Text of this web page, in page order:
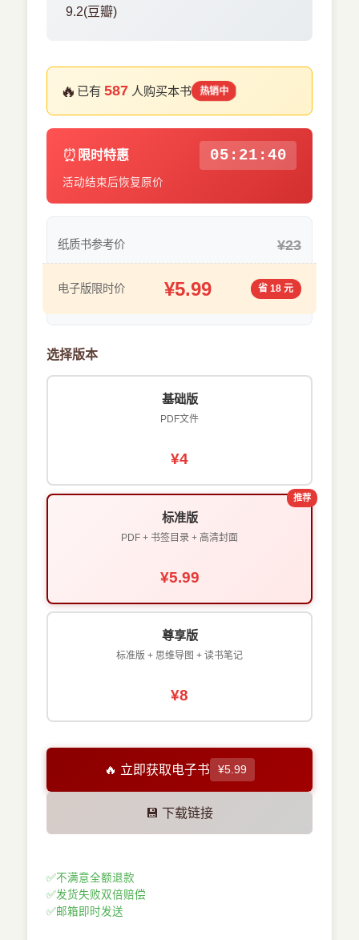
9.2(豆瓣)
🔥 已有587 人购买本书 热销中
⏰ 限时特惠 05:21:40
活动结束后恢复原价
纸质书参考价 ¥23
电子版限时价 ¥5.99 省 18 元
选择版本
基础版
PDF文件
¥4
推荐
标准版
PDF + 书签目录 + 高清封面
¥5.99
尊享版
标准版 + 思维导图 + 读书笔记
¥8
🔥 立即获取电子书 ¥5.99
💾 下载链接
✅不满意全额退款
✅发货失败双倍赔偿
✅邮箱即时发送